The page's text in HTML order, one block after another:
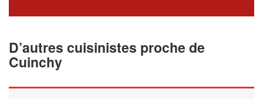
D’autres cuisinistes proche de
Cuinchy